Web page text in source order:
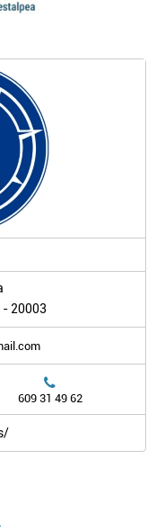
- 20003
609 31 49 62